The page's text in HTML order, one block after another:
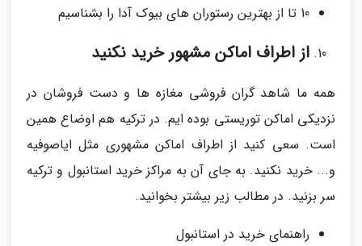
10 تا از بهترین رستوران های بیوک آدا را بشناسیم
از اطراف اماکن مشهور خرید نکنید
همه ما شاهد گران فروشی مغازه ها و دست فروشان در
نزدیکی اماکن توریستی بوده ایم. در ترکیه هم اوضاع همین
است. سعی کنید از اطراف اماکن مشهوری مثل ایاصوفیه
و... خرید نکنید. به جای آن به مراکز خرید استانبول و ترکیه
سر بزنید. در مطالب زیر بیشتر بخوانید.
راهنمای خرید در استانبول